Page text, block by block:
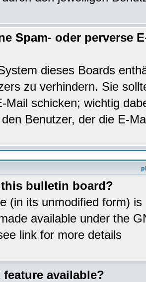
Spam- oder perverse
dieses Boards
zu verhindern. Sie
Mail schicken; wichtig
Benutzer, der die E-
bulletin board?
(in its unmodified form)
available under the
link for more details
available?